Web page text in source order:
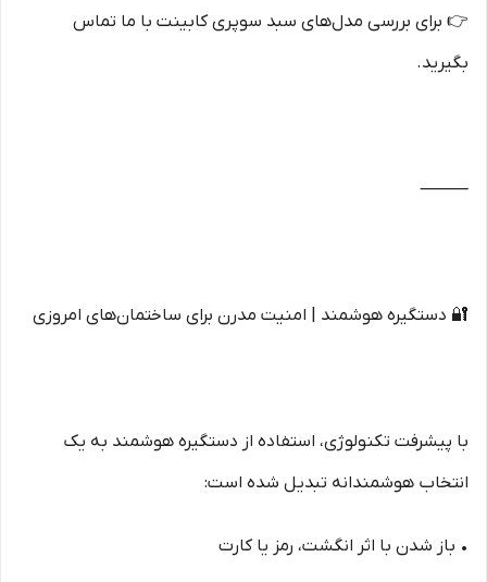
👉 برای بررسی مدل‌های سبد سوپری کابینت با ما تماس
بگیرید.
⸻
🔐 دستگیره هوشمند | امنیت مدرن برای ساختمان‌های امروزی
با پیشرفت تکنولوژی، استفاده از دستگیره هوشمند به یک
انتخاب هوشمندانه تبدیل شده است:
• باز شدن با اثر انگشت، رمز یا کارت